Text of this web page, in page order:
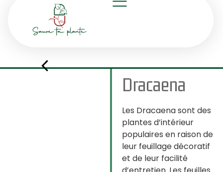
Dracaena
Les Dracaena sont des
plantes d’intérieur
populaires en raison de
leur feuillage décoratif
et de leur facilité